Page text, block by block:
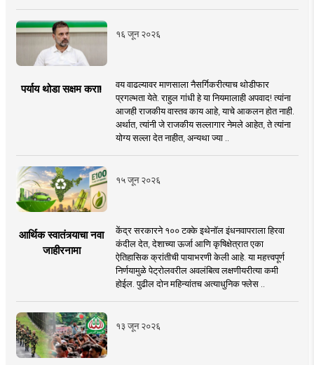
१६ जून २०२६
पर्याय थोडा सक्षम करा!
वय वाढल्यावर माणसाला नैसर्गिकरीत्याच थोडीफार
प्रगल्भता येते. राहुल गांधी हे या नियमालाही अपवाद! त्यांना
आजही राजकीय वास्तव काय आहे, याचे आकलन होत नाही.
अर्थात, त्यांनी जे राजकीय सल्लागार नेमले आहेत, ते त्यांना
योग्य सल्ला देत नाहीत, अन्यथा ज्या ..
१५ जून २०२६
आर्थिक स्वातंत्र्याचा नवा
जाहीरनामा
केंद्र सरकारने १०० टक्के इथेनॉल इंधनवापराला हिरवा
कंदील देत, देशाच्या ऊर्जा आणि कृषिक्षेत्रात एका
ऐतिहासिक क्रांतीची पायाभरणी केली आहे. या महत्त्वपूर्ण
निर्णयामुळे पेट्रोलवरील अवलंबित्व लक्षणीयरीत्या कमी
होईल. पुढील दोन महिन्यांतच अत्याधुनिक फ्लेस ..
१३ जून २०२६